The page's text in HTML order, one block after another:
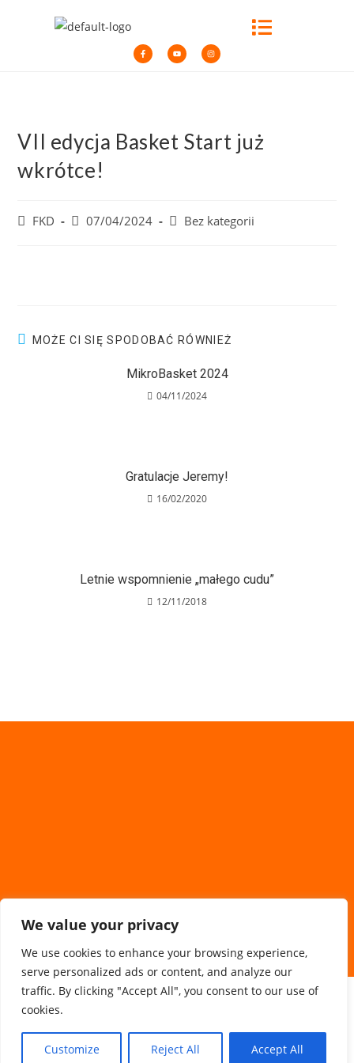
We value your privacy
We use cookies to enhance your browsing experience,
serve personalized ads or content, and analyze our
traffic. By clicking "Accept All", you consent to our use of
cookies.
Customize Reject All Accept All
VII edycja Basket Start już
wkrótce!
FKD 07/04/2024 Bez kategorii
MOŻE CI SIĘ SPODOBAĆ RÓWNIEŻ
MikroBasket 2024
04/11/2024
Gratulacje Jeremy!
16/02/2020
Letnie wspomnienie „małego cudu”
12/11/2018
Sponsorzy/Współpraca